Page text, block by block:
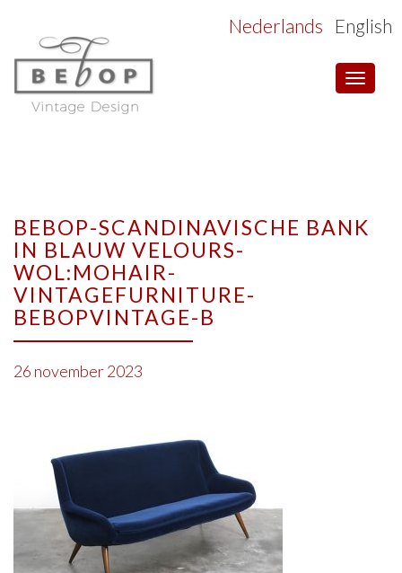
Toggle
Nederlands English
BEBOP-SCANDINAVISCHE BANK
IN BLAUW VELOURS-
WOL:MOHAIR-
VINTAGEFURNITURE-
BEBOPVINTAGE-B
26 november 2023